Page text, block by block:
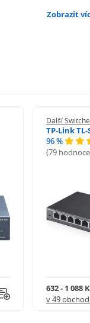
Zobrazit
Další Switche
TP-Link TL-
96 %
(79
632 - 1 088
v 49